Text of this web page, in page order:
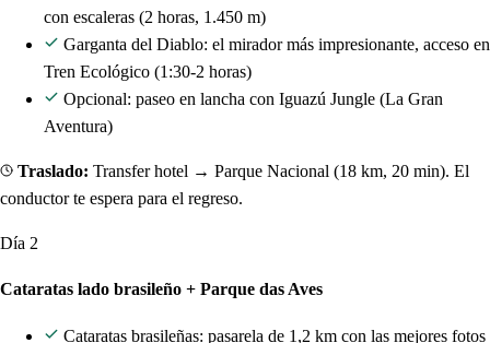
con escaleras (2 horas, 1.450 m)
Garganta del Diablo: el mirador más impresionante, acceso en
Tren Ecológico (1:30-2 horas)
Opcional: paseo en lancha con Iguazú Jungle (La Gran
Aventura)
Traslado: Transfer hotel → Parque Nacional (18 km, 20 min). El
conductor te espera para el regreso.
Día 2
Cataratas lado brasileño + Parque das Aves
Cataratas brasileñas: pasarela de 1,2 km con las mejores fotos